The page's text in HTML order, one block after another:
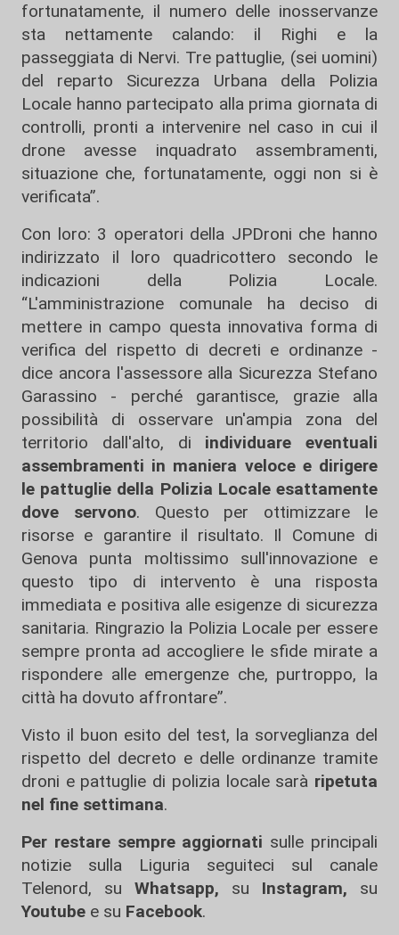
fortunatamente, il numero delle inosservanze
sta nettamente calando: il Righi e la
passeggiata di Nervi. Tre pattuglie, (sei uomini)
del reparto Sicurezza Urbana della Polizia
Locale hanno partecipato alla prima giornata di
controlli, pronti a intervenire nel caso in cui il
drone avesse inquadrato assembramenti,
situazione che, fortunatamente, oggi non si è
verificata”.
Con loro: 3 operatori della JPDroni che hanno
indirizzato il loro quadricottero secondo le
indicazioni della Polizia Locale.
“L'amministrazione comunale ha deciso di
mettere in campo questa innovativa forma di
verifica del rispetto di decreti e ordinanze -
dice ancora l'assessore alla Sicurezza Stefano
Garassino - perché garantisce, grazie alla
possibilità di osservare un'ampia zona del
territorio dall'alto, di individuare eventuali
assembramenti in maniera veloce e dirigere
le pattuglie della Polizia Locale esattamente
dove servono. Questo per ottimizzare le
risorse e garantire il risultato. Il Comune di
Genova punta moltissimo sull'innovazione e
questo tipo di intervento è una risposta
immediata e positiva alle esigenze di sicurezza
sanitaria. Ringrazio la Polizia Locale per essere
sempre pronta ad accogliere le sfide mirate a
rispondere alle emergenze che, purtroppo, la
città ha dovuto affrontare”.
Visto il buon esito del test, la sorveglianza del
rispetto del decreto e delle ordinanze tramite
droni e pattuglie di polizia locale sarà ripetuta
nel fine settimana.
Per restare sempre aggiornati sulle principali
notizie sulla Liguria seguiteci sul canale
Telenord, su
Whatsapp, su Instagram, su
Youtube e su Facebook.